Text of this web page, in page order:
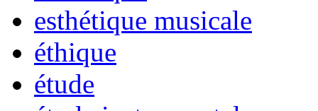
esthétique musicale
éthique
étude